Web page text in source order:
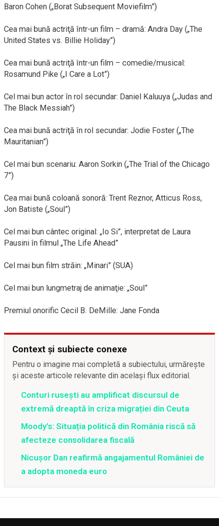
Baron Cohen („Borat Subsequent Moviefilm”)
Cea mai bună actriţă într-un film – dramă: Andra Day („The
United States vs. Billie Holiday”)
Cea mai bună actriţă într-un film – comedie/musical:
Rosamund Pike („I Care a Lot”)
Cel mai bun actor în rol secundar: Daniel Kaluuya („Judas and
The Black Messiah”)
Cea mai bună actriţă în rol secundar: Jodie Foster („The
Mauritanian”)
Cel mai bun scenariu: Aaron Sorkin („The Trial of the Chicago
7”)
Cea mai bună coloană sonoră: Trent Reznor, Atticus Ross,
Jon Batiste („Soul”)
Cel mai bun cântec original: „Io Si”, interpretat de Laura
Pausini în filmul „The Life Ahead”
Cel mai bun film străin: „Minari” (SUA)
Cel mai bun lungmetraj de animaţie: „Soul”
Premiul onorific Cecil B. DeMille: Jane Fonda
Context și subiecte conexe
Pentru o imagine mai completă a subiectului, urmărește
și aceste articole relevante din același flux editorial.
Conturi rusești au amplificat discursul de
extremă dreaptă în criza migrației din Ceuta
Moody’s: Situația politică din România riscă să
afecteze consolidarea fiscală
Nicușor Dan reafirmă angajamentul României de
a adopta moneda euro